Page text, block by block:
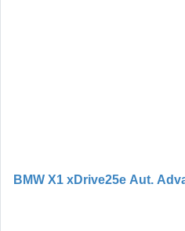
BMW X1 xDrive25e Aut.